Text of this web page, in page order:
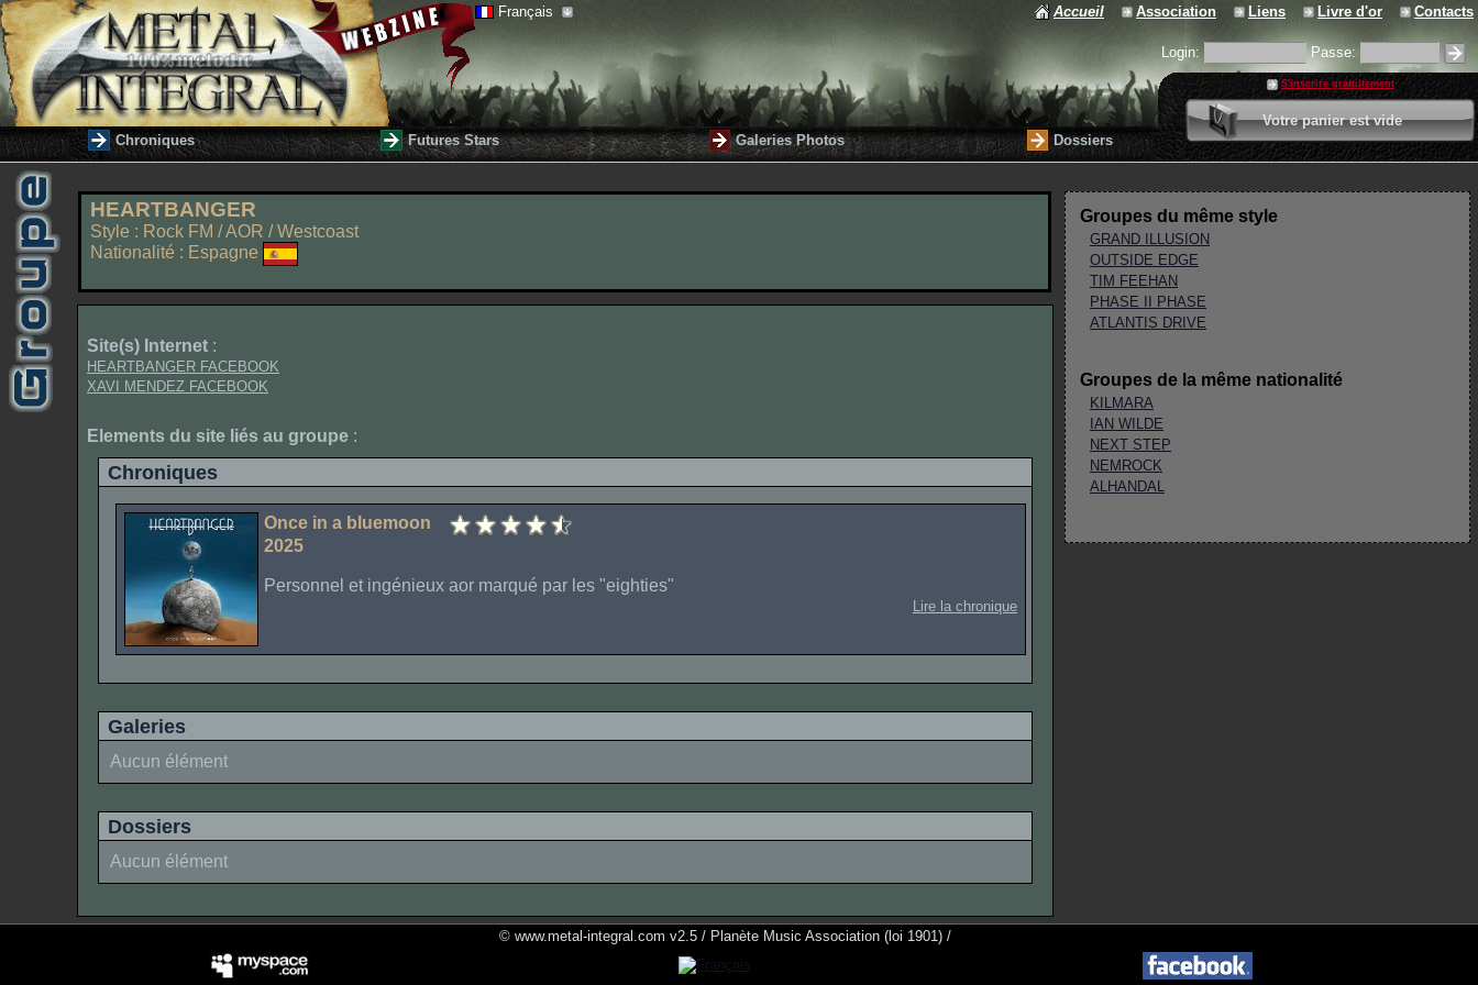
Français Accueil Association Liens Livre d'or Contacts
Login: Passe:
S'inscrire gratuitement
Votre panier est vide
0 article
Valider votre panier
Chroniques Futures Stars Galeries Photos Dossiers
HEARTBANGER
Style : Rock FM / AOR / Westcoast
Nationalité : Espagne
Groupes du même style
GRAND ILLUSION
OUTSIDE EDGE
TIM FEEHAN
PHASE II PHASE
ATLANTIS DRIVE
Groupes de la même nationalité
KILMARA
IAN WILDE
NEXT STEP
NEMROCK
ALHANDAL
Site(s) Internet :
HEARTBANGER FACEBOOK
XAVI MENDEZ FACEBOOK
Elements du site liés au groupe :
Chroniques
Once in a bluemoon
2025
Personnel et ingénieux aor marqué par les "eighties"
Lire la chronique
Galeries
Aucun élément
Dossiers
Aucun élément
© www.metal-integral.com v2.5 / Planète Music Association (loi 1901) /